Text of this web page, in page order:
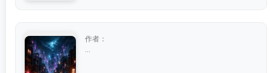
作者：